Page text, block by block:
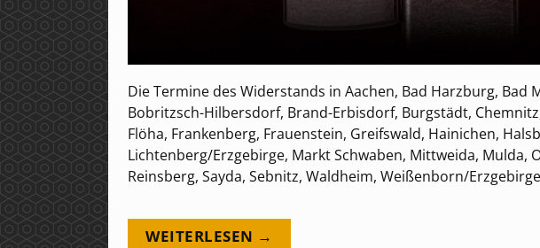
Die Termine des Widerstands in Aachen, Bad Harzburg, Bad
Bobritzsch-Hilbersdorf, Brand-Erbisdorf, Burgstädt,
Flöha, Frankenberg, Frauenstein, Greifswald, Hainichen,
Lichtenberg/Erzgebirge, Markt Schwaben, Mittweida, Mulda,
Reinsberg, Sayda, Sebnitz, Waldheim, Weißenborn/
WEITERLESEN →